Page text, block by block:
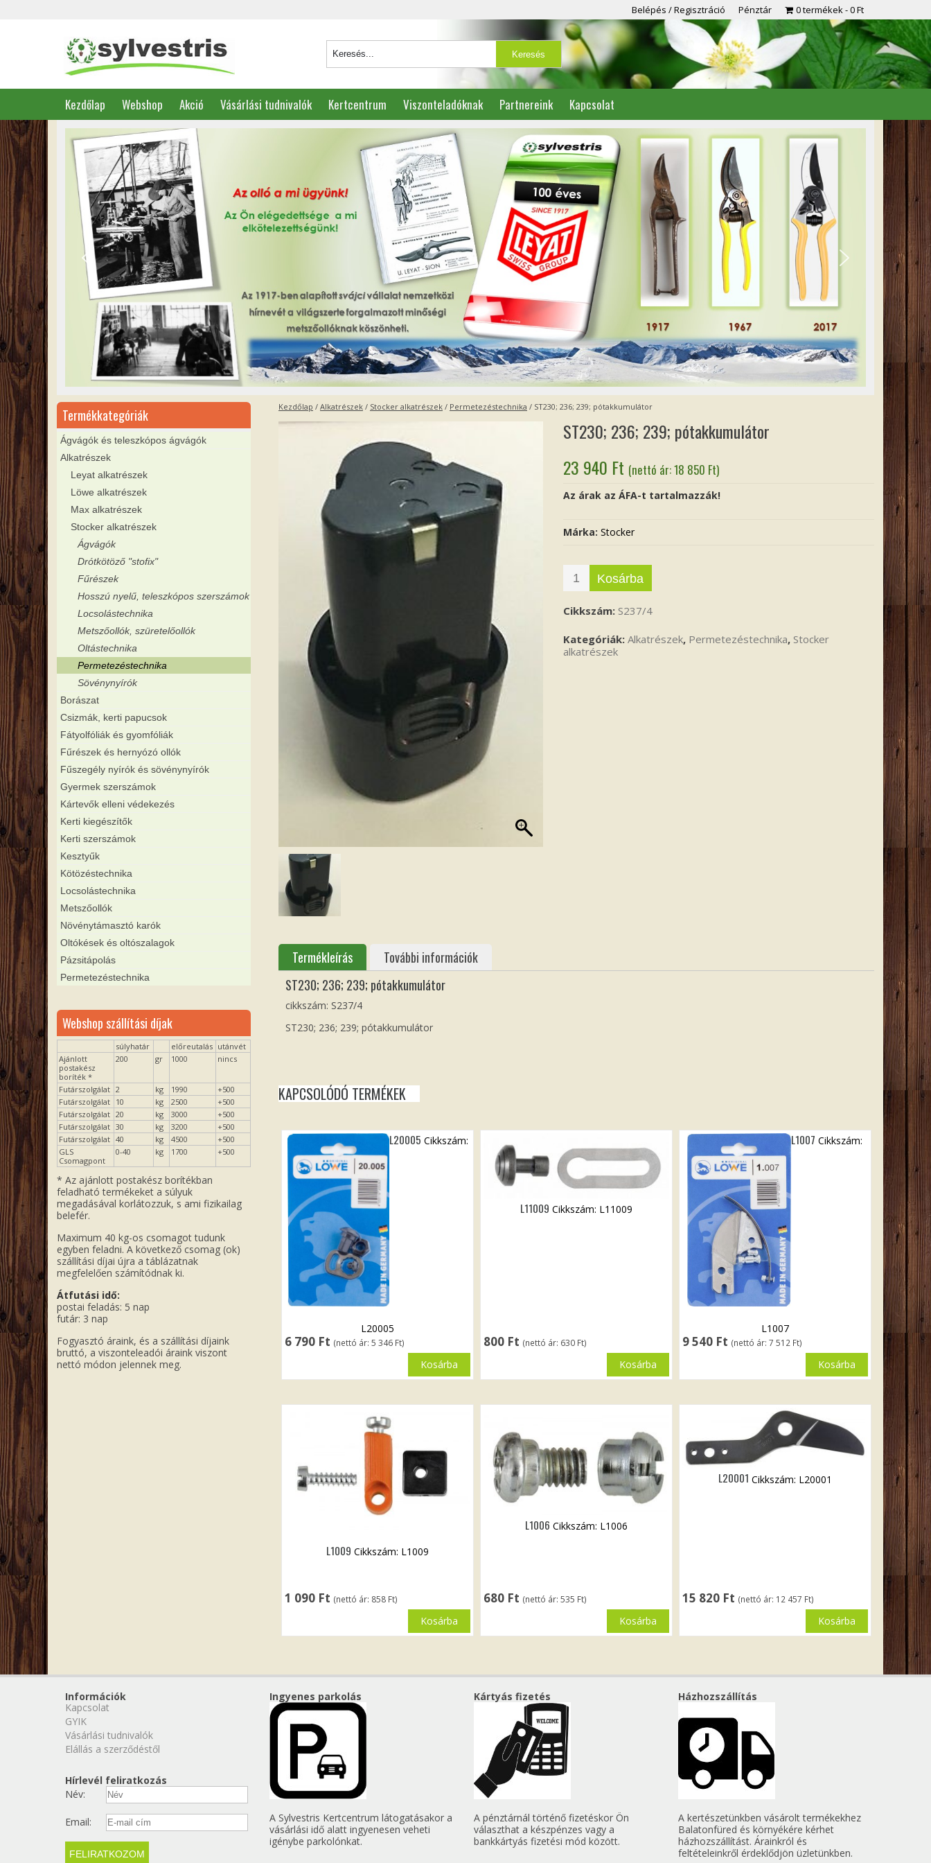
Belépés / Regisztráció Pénztár 0 termékek 0 Ft
Kezdőlap Webshop Akció Vásárlási tudnivalók Kertcentrum Viszonteladóknak Partnereink Kapcsolat
Kezdőlap / Alkatrészek / Stocker alkatrészek / Permetezéstechnika / ST230; 236; 239; pótakkumulátor
ST230; 236; 239; pótakkumulátor
23 940 Ft (nettó ár:18 850 Ft)
Az árak az ÁFA-t tartalmazzák!
Márka: Stocker
Kosárba
Cikkszám: S237/4
Kategóriák: Alkatrészek, Permetezéstechnika, Stocker
alkatrészek
Termékleírás
További információk
ST230; 236; 239; pótakkumulátor
cikkszám: S237/4
ST230; 236; 239; pótakkumulátor
KAPCSOLÓDÓ TERMÉKEK
L20005
6 790 Ft (nettó ár:5 346 Ft)
Cikkszám:
L20005
Kosárba
L11009
800 Ft (nettó ár: 630 Ft)
Cikkszám: L11009
Kosárba
L1007
9 540 Ft (nettó ár: 7 512 Ft)
Cikkszám:
L1007
Kosárba
L1009
1 090 Ft (nettó ár: 858 Ft)
Cikkszám: L1009
Kosárba
L1006
680 Ft (nettó ár: 535 Ft)
Cikkszám: L1006
Kosárba
L20001
15 820 Ft (nettó ár: 12 457 Ft)
Cikkszám: L20001
Kosárba
Termékkategóriák
Ágvágók és teleszkópos ágvágók
Alkatrészek
Leyat alkatrészek
Löwe alkatrészek
Max alkatrészek
Stocker alkatrészek
Ágvágók
Drótkötöző "stofix"
Fűrészek
Hosszú nyelű, teleszkópos szerszámok
Locsolástechnika
Metszőollók, szüretelőollók
Oltástechnika
Permetezéstechnika
Sövénynyírók
Borászat
Csizmák, kerti papucsok
Fátyolfóliák és gyomfóliák
Fűrészek és hernyózó ollók
Fűszegély nyírók és sövénynyírók
Gyermek szerszámok
Kártevők elleni védekezés
Kerti kiegészítők
Kerti szerszámok
Kesztyűk
Kötözéstechnika
Locsolástechnika
Metszőollók
Növénytámasztó karók
Oltókések és oltószalagok
Pázsitápolás
Permetezéstechnika
Webshop szállítási díjak
súlyhatár előreutalás utánvét
Ajánlott
postakész
boríték *
200 gr 1000 nincs
Futárszolgálat 2 kg 1990
+500
Futárszolgálat 10 kg 2500
+500
Futárszolgálat 20 kg 3000
+500
Futárszolgálat 30 kg 3200
+500
Futárszolgálat 40 kg 4500
+500
GLS
Csomagpont
0-40 kg 1700 +500
* Az ajánlott postakész borítékban
feladható termékeket a súlyuk
megadásával korlátozzuk, s ami fizikailag
belefér.
Maximum 40 kg-os csomagot tudunk
egyben feladni. A következő csomag (ok)
szállítási díjai újra a táblázatnak
megfelelően számítódnak ki.
Átfutási idő:
postai feladás: 5 nap
futár: 3 nap
Fogyasztó áraink, és a szállítási díjaink
bruttó, a viszonteleadói áraink viszont
nettó módon jelennek meg.
Információk
Kapcsolat
GYIK
Vásárlási tudnivalók
Elállás a szerződéstől
Hírlevél feliratkozás
Név:
Email:
Ingyenes parkolás
A Sylvestris Kertcentrum látogatásakor a
vásárlási idő alatt ingyenesen veheti
igénybe parkolónkat.
Kártyás fizetés
A pénztárnál történő fizetéskor Ön
választhat a készpénzes vagy a
bankkártyás fizetési mód között.
Házhozszállítás
A kertészetünkben vásárolt termékekhez
Balatonfüred és környékére kérhet
házhozszállítást. Árainkról és
feltételeinkről érdeklődjön üzletünkben.